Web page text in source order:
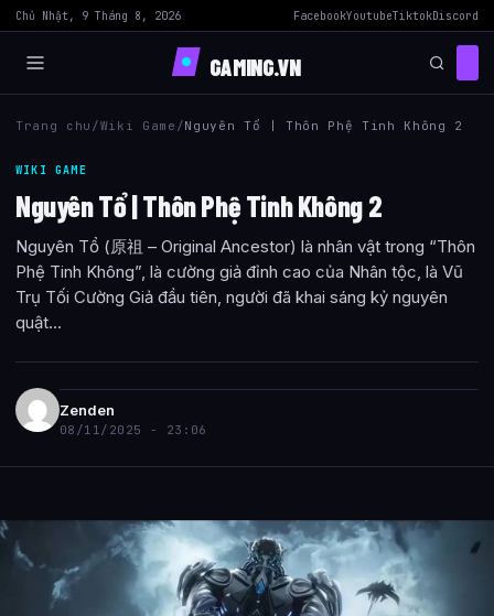
Chủ Nhật, 9 Tháng 8, 2026 FacebookYoutubeTiktokDiscord
GAMING.VN
Trang chu /Wiki Game /Nguyên Tổ | Thôn Phệ Tinh Không 2
WIKI GAME
Nguyên Tổ | Thôn Phệ Tinh Không 2
Nguyên Tổ (原祖 – Original Ancestor) là nhân vật trong “Thôn
Phệ Tinh Không”, là cường giả đỉnh cao của Nhân tộc, là Vũ
Trụ Tối Cường Giả đầu tiên, người đã khai sáng kỷ nguyên
quật...
Zenden
08/11/2025 - 23:06